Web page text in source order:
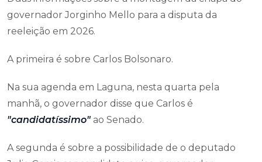
governador Jorginho Mello para a disputa da
reeleição em 2026.
A primeira é sobre Carlos Bolsonaro.
Na sua agenda em Laguna, nesta quarta pela
manhã, o governador disse que Carlos é
"candidatíssimo" ao Senado.
A segunda é sobre a possibilidade de o deputado